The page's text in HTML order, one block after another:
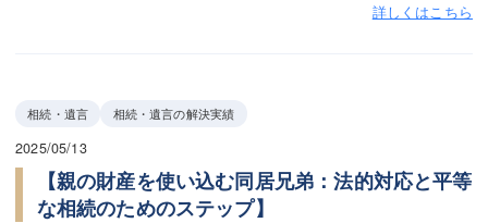
詳しくはこちら
相続・遺言 相続・遺言の解決実績
2025/05/13
【親の財産を使い込む同居兄弟：法的対応と平等
な相続のためのステップ】